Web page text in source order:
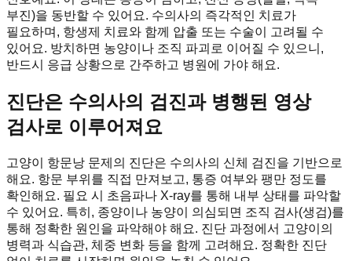
부진)을 동반할 수 있어요. 수의사의 즉각적인 치료가
필요하며, 항생제 치료와 함께 압출 또는 수술이 고려될 수
있어요. 방치하면 농양이나 조직 파괴로 이어질 수 있으니,
반드시 응급 상황으로 간주하고 병원에 가야 해요.
진단은 수의사의 검진과 병행된 영상
검사로 이루어져요
고양이 항문낭 문제의 진단은 수의사의 신체 검진을 기반으로
해요. 항문 부위를 직접 만져보고, 통증 여부와 팽만 정도를
확인해요. 필요 시 초음파나 X-ray를 통해 내부 상태를 파악할
수 있어요. 특히, 종양이나 농양이 의심되면 조직 검사(생검)를
통해 정확한 원인을 파악해야 해요. 진단 과정에서 고양이의
병력과 식습관, 체중 변화 등을 함께 고려해요. 정확한 진단